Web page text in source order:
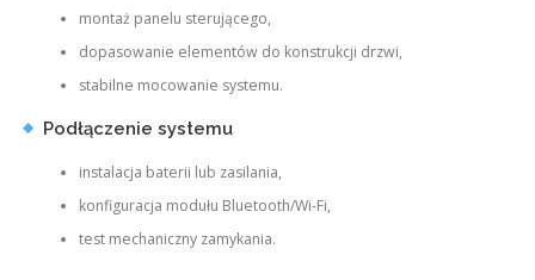
montaż panelu sterującego,
dopasowanie elementów do konstrukcji drzwi,
stabilne mocowanie systemu.
Podłączenie systemu
instalacja baterii lub zasilania,
konfiguracja modułu Bluetooth/Wi-Fi,
test mechaniczny zamykania.